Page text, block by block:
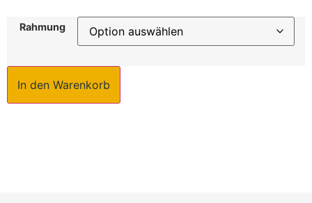
Rahmung
In den Warenkorb